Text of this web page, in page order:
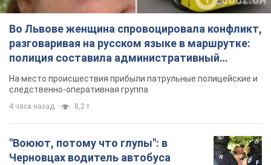
Во Львове женщина спровоцировала конфликт,
разговаривая на русском языке в маршрутке:
полиция составила административный
протокол. Видео
На место происшествия прибыли патрульные полицейские и
следственно-оперативная группа
4 часа назад 8,2 т.
"Воюют, потому что глупы": в
Черновцах водитель автобуса